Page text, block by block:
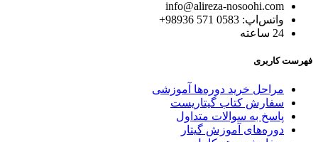
info@alireza-nosoohi.com
واتس‌اپ: 0583 571 98936+
24 ساعته
فهرست کاربری
مراحل خرید دوره‌ها آموزشی
سفارش کتاب گیتاریست
پاسخ به سوالات متداول
دوره‌های آموزش گیتار